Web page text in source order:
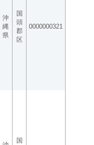
沖
縄
県
国
頭
郡
区
0000000321
国